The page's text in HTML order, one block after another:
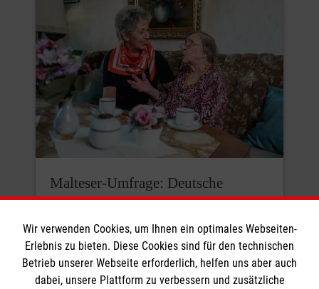
Malteser-Umfrage: Deutsche
rechnen mit mehr Armut und
Einsamkeit
Die meisten Menschen in Deutschland
sind davon überzeugt, dass Armut und
Wir verwenden Cookies, um Ihnen ein optimales Webseiten-
Erlebnis zu bieten. Diese Cookies sind für den technischen
Betrieb unserer Webseite erforderlich, helfen uns aber auch
dabei, unsere Plattform zu verbessern und zusätzliche